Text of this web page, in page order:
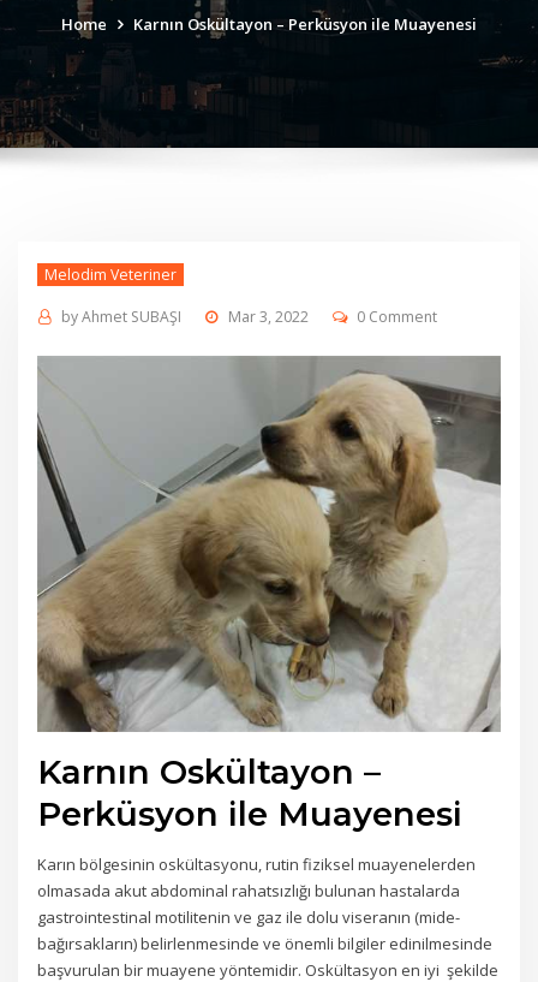
Home Karnın Oskültayon – Perküsyon ile Muayenesi
Melodim Veteriner
byAhmet SUBAŞI Mar 3, 2022 0 Comment
Karnın Oskültayon –
Perküsyon ile Muayenesi
Karın bölgesinin oskültasyonu, rutin fiziksel muayenelerden
olmasada akut abdominal rahatsızlığı bulunan hastalarda
gastrointestinal motilitenin ve gaz ile dolu viseranın (mide-
bağırsakların) belirlenmesinde ve önemli bilgiler edinilmesinde
başvurulan bir muayene yöntemidir. Oskültasyon en iyi şekilde